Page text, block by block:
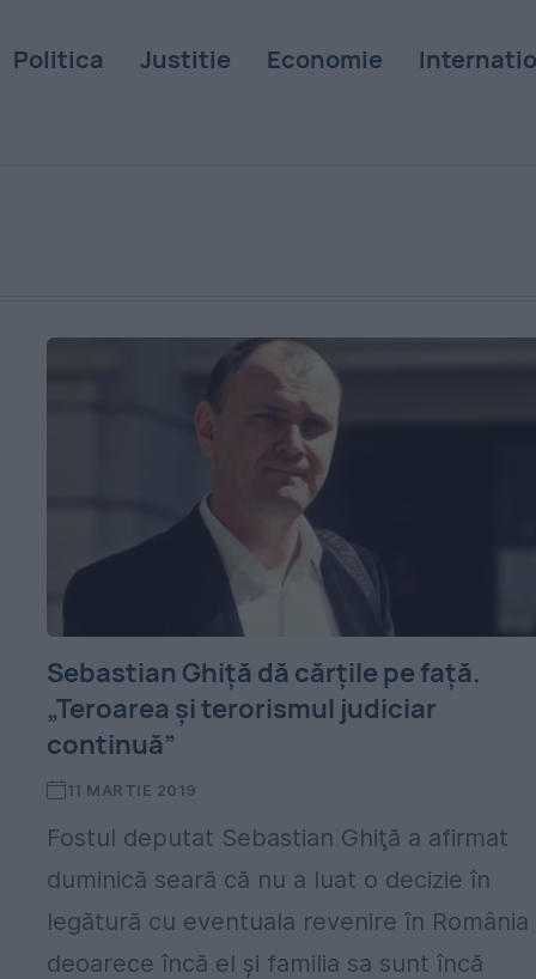
Politica Justitie Economie
Sebastian Ghiţă dă cărţile pe faţă.
„Teroarea şi terorismul judiciar
continuă”
11 MARTIE 2019
Fostul deputat Sebastian Ghiţă a afirmat
duminică seară că nu a luat o decizie în
legătură cu eventuala revenire în România
deoarece încă el şi familia sa sunt încă